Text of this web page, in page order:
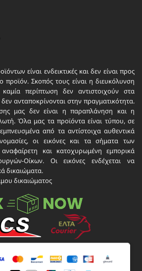
είναι ενδεικτικές και δεν είναι προς
προϊόν. Σκοπός τους είναι η διευκόλυνση
περίπτωση δεν αντιστοιχούν στα
ανταποκρίνονται στην πραγματικότητα.
μας δεν είναι η παραπλάνηση και η
Όλα μας τα προϊόντα είναι τύπου, σε
από τα αντίστοιχα αυθεντικά
οι εικόνες και τα σήματα των
και κατοχυρωμένη εμπορικά
Οίκων. Οι εικόνες ενδέχεται να
δικαιώματα.
δικαιώματος